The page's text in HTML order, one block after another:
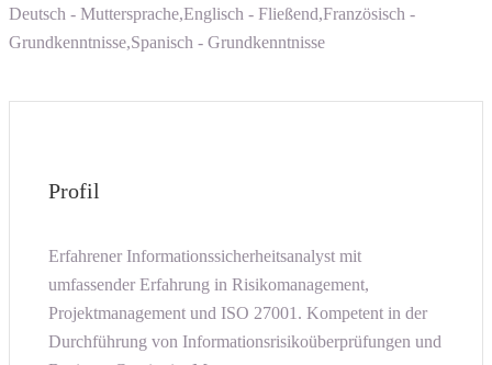
Deutsch - Muttersprache,Englisch - Fließend,Französisch -
Grundkenntnisse,Spanisch - Grundkenntnisse
Profil
Erfahrener Informationssicherheitsanalyst mit
umfassender Erfahrung in Risikomanagement,
Projektmanagement und ISO 27001. Kompetent in der
Durchführung von Informationsrisikoüberprüfungen und